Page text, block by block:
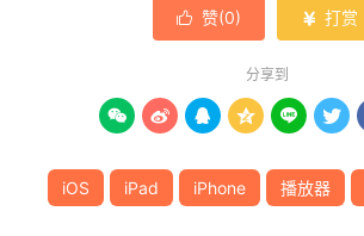
 赞(0)  打赏
分享到
     
iOS iPad iPhone 播放器